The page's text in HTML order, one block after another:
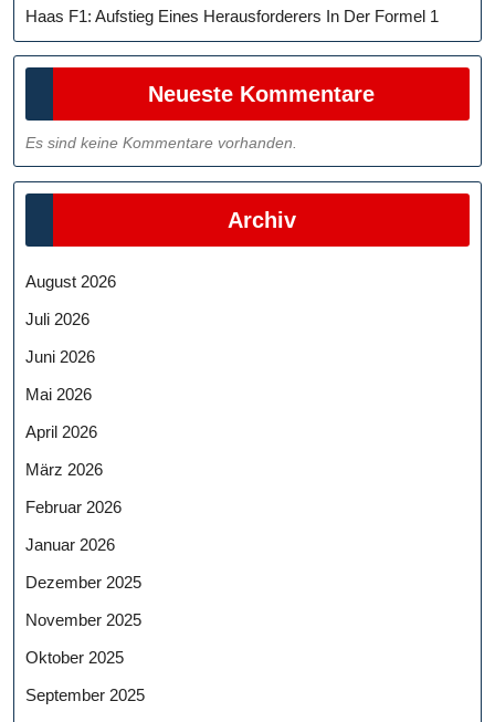
Haas F1: Aufstieg Eines Herausforderers In Der Formel 1
Neueste Kommentare
Es sind keine Kommentare vorhanden.
Archiv
August 2026
Juli 2026
Juni 2026
Mai 2026
April 2026
März 2026
Februar 2026
Januar 2026
Dezember 2025
November 2025
Oktober 2025
September 2025